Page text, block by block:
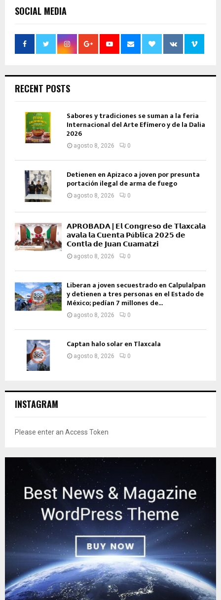
SOCIAL MEDIA
RECENT POSTS
Sabores y tradiciones se suman a la feria
Internacional del Arte Efímero y de la Dalia
2026
agosto 8, 2026 0
Detienen en Apizaco a joven por presunta
portación ilegal de arma de fuego
agosto 8, 2026 0
𝗔𝗣𝗥𝗢𝗕𝗔𝗗𝗔 | 𝗘𝗹 𝗖𝗼𝗻𝗴𝗿𝗲𝘀𝗼 𝗱𝗲 𝗧𝗹𝗮𝘅𝗰𝗮𝗹𝗮
𝗮𝘃𝗮𝗹𝗮 𝗹𝗮 𝗖𝘂𝗲𝗻𝘁𝗮 𝗣ú𝗯𝗹𝗶𝗰𝗮 𝟮𝟬𝟮𝟱 𝗱𝗲
𝗖𝗼𝗻𝘁𝗹𝗮 𝗱𝗲 𝗝𝘂𝗮𝗻 𝗖𝘂𝗮𝗺𝗮𝘁𝘇𝗶
agosto 8, 2026 0
Liberan a joven secuestrado en Calpulalpan
y detienen a tres personas en el Estado de
México; pedían 7 millones de...
agosto 8, 2026 0
Captan halo solar en Tlaxcala
agosto 8, 2026 0
INSTAGRAM
Please enter an Access Token